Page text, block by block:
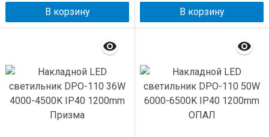
В корзину В корзину